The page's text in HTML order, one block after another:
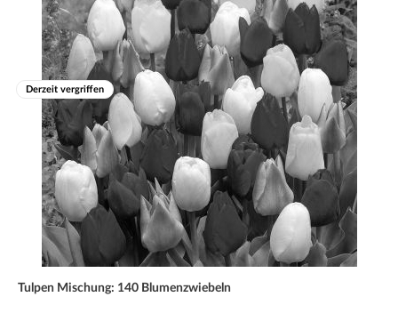
Derzeit vergriffen
Tulpen Mischung: 140 Blumenzwiebeln